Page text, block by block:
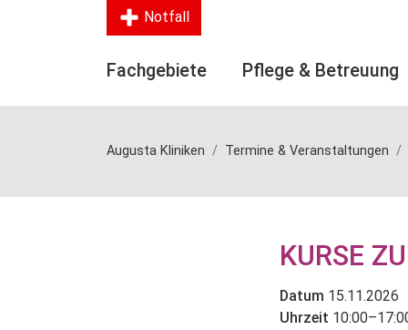
Notfall
Fachgebiete Pflege & Betreuung
Augusta Kliniken Termine & Veranstaltungen
KURSE
Datum 15.11.2026
Uhrzeit